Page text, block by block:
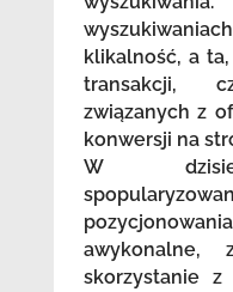
klikalność, a
transakcji,
związanych z
konwersji na
W
awykonalne,
skorzystanie